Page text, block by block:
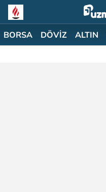
BORSA DÖVİZ ALTIN